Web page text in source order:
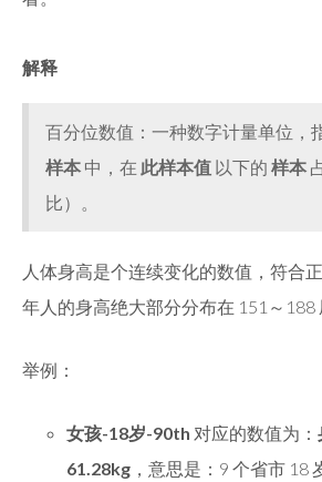
解释
百分位数值：一种数字计量单位，
样本 中，在 此样本值 以下的 样本
比）。
人体身高是个连续变化的数值，符合
年人的身高绝大部分分布在 151～188
举例：
女孩-18岁-90th 对应的数值为：
61.28kg ，意思是：9 个省市 18